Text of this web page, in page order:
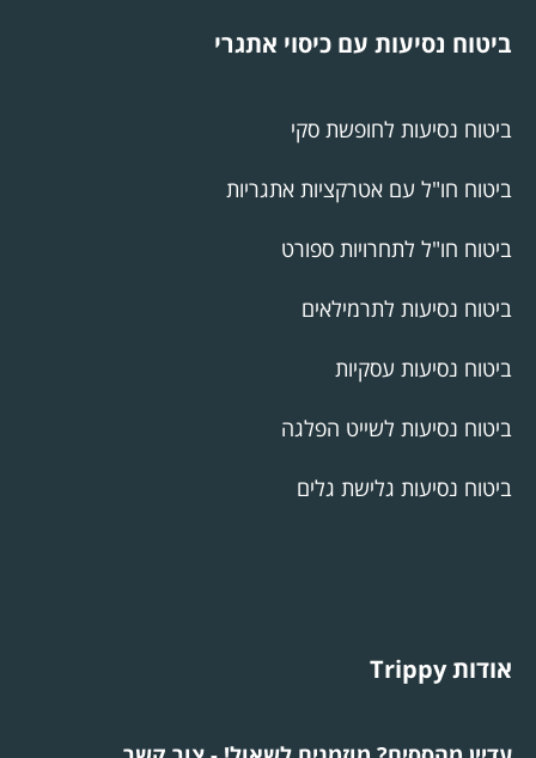
ביטוח נסיעות עם כיסוי אתגרי
ביטוח נסיעות לחופשת סקי
ביטוח חו"ל עם אטרקציות אתגריות
ביטוח חו"ל לתחרויות ספורט
ביטוח נסיעות לתרמילאים
ביטוח נסיעות עסקיות
ביטוח נסיעות לשייט הפלגה
ביטוח נסיעות גלישת גלים
אודות Trippy